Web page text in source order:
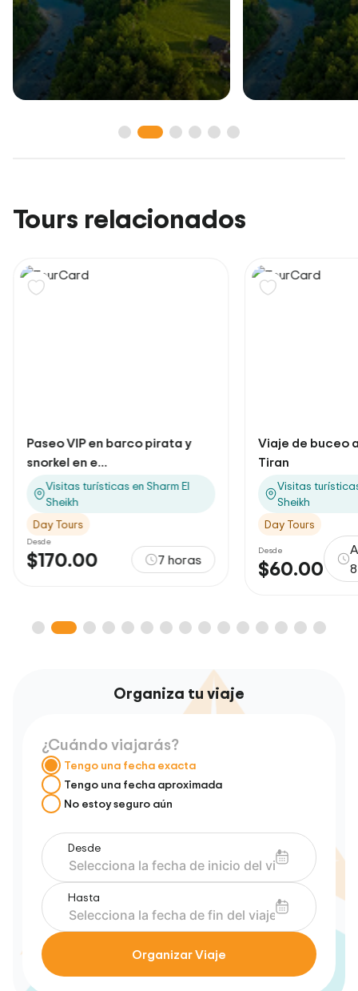
Tours relacionados
Paseo VIP en barco pirata y
snorkel en e...
Visitas turísticas en Sharm El
Sheikh
Day Tours
Desde
$170.00 7 horas
Viaje de buceo
Tiran
Visitas
Sheikh
Day Tours
Desde
$60.00
Organiza tu viaje
¿Cuándo viajarás?
Tengo una fecha exacta
Tengo una fecha aproximada
No estoy seguro aún
Desde
Hasta
Organizar Viaje